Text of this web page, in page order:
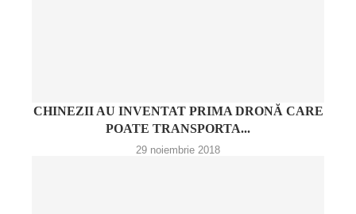
CHINEZII AU INVENTAT PRIMA DRONĂ CARE
POATE TRANSPORTA...
29 noiembrie 2018